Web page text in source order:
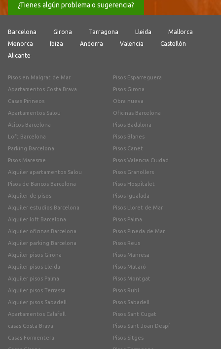
¿Tienes algún problema o sugerencia?
Barcelona Girona Tarragona Lleida
Mallorca
Menorca
Ibiza Andorra Valencia
Castellón
Alicante
Pisos en Malgrat de Mar
Apartamentos Costa Brava
Casas Pirineos
Apartamentos Salou
Áticos Barcelona
Loft Barcelona
Parking Barcelona
Pisos Maresme
Alquiler apartamentos Salou
Pisos de Bancos Barcelona
Alquiler de pisos
Alquiler estudios Barcelona
Alquiler loft Barcelona
Alquiler oficinas Barcelona
Alquiler parking Barcelona
Alquiler pisos Girona
Alquiler pisos Lleida
Alquiler pisos Palma
Alquiler pisos Terrassa
Alquiler pisos Sabadell
Apartamentos Calafell
casas Costa Brava
Casas Formentera
Pisos Esparreguera
Pisos Girona
Obra nueva
Oficinas Barcelona
Pisos Badalona
Pisos Blanes
Pisos Canet
Pisos Valencia Ciudad
Pisos Granollers
Pisos Hospitalet
Pisos Igualada
Pisos Lloret de Mar
Pisos Palma
Pisos Pineda de Mar
Pisos Reus
Pisos Manresa
Pisos Mataró
Pisos Montgat
Pisos Rubí
Pisos Sabadell
Pisos Sant Cugat
Pisos Sant Joan Despí
Pisos Sitges